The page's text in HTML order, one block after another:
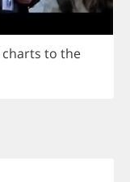
charts to the